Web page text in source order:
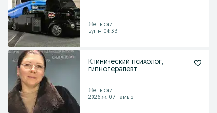
Жетысай
Бүгін 04:33
Клинический психолог,
гипнотерапевт
Жетысай
2026 ж. 07 тамыз